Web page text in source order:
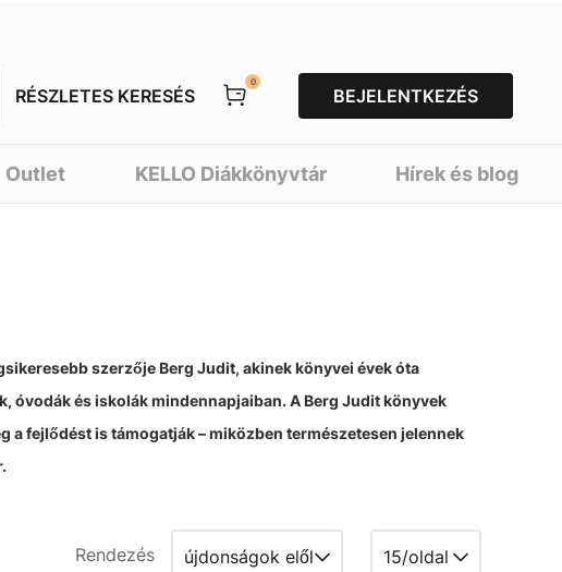
RÉSZLETES KERESÉS
0
BEJELENTKEZÉS
Outlet KELLO Diákkönyvtár Hírek és blog
szerzője Berg Judit, akinek könyvei évek óta
óvodák és iskolák mindennapjaiban. A Berg Judit könyvek
fejlődést is támogatják – miközben természetesen jelennek
Rendezés